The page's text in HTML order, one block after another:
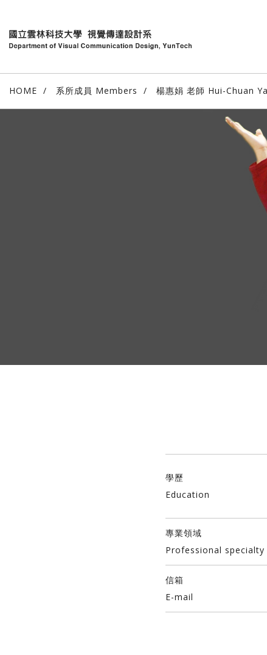
HOME 系所成員 Members 楊惠娟 老師 Hui-Chuan
學歷
Education
專業領域
Professional specialty
信箱
E-mail